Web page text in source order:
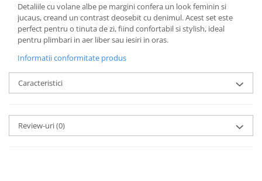
Detaliile cu volane albe pe margini confera un look feminin si
jucaus, creand un contrast deosebit cu denimul. Acest set este
perfect pentru o tinuta de zi, fiind confortabil si stylish, ideal
pentru plimbari in aer liber sau iesiri in oras.
Informatii conformitate produs
Caracteristici
Review-uri(0)